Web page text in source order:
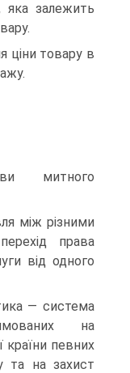
залежить
ціни товару в
митного
між різними
права
від одного
— система
на
країни певних
та на захист